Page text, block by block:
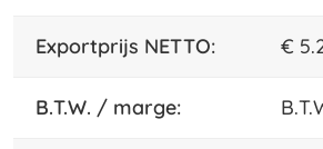
Exportprijs NETTO: €
B.T.W. / marge: